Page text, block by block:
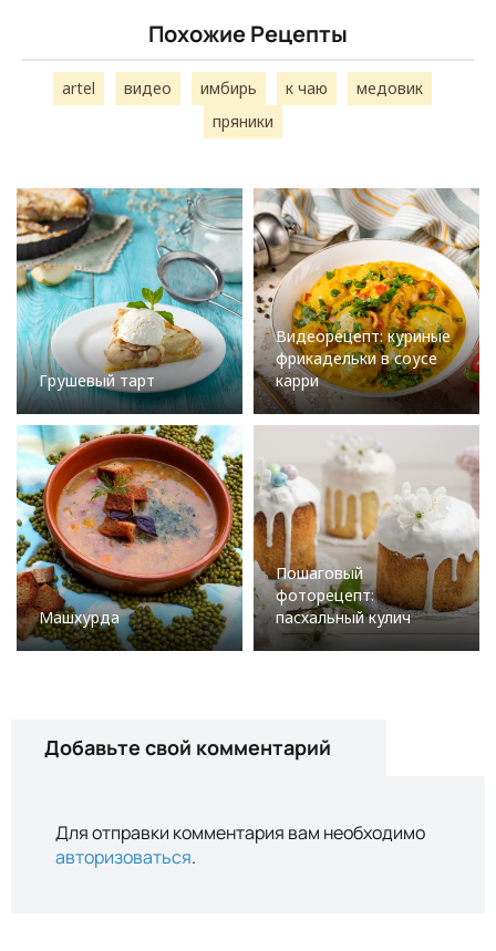
Похожие Рецепты
artel видео имбирь к чаю
медовик
пряники
Грушевый тарт
Видеорецепт: куриные
фрикадельки в соусе
карри
Машхурда
Пошаговый
фоторецепт:
пасхальный кулич
Добавьте свой комментарий
Для отправки комментария вам необходимо
авторизоваться.